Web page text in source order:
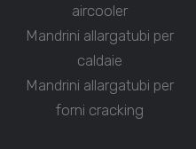
aircooler
Mandrini allargatubi per
caldaie
Mandrini allargatubi per
forni cracking